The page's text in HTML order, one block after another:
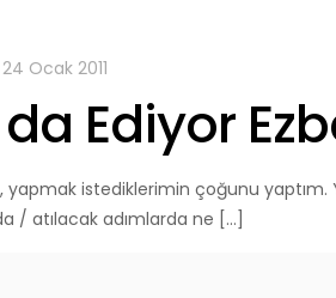
24 Ocak 2011
Ediyor
yapmak istediklerimin çoğunu yaptım.
/ atılacak adımlarda ne […]